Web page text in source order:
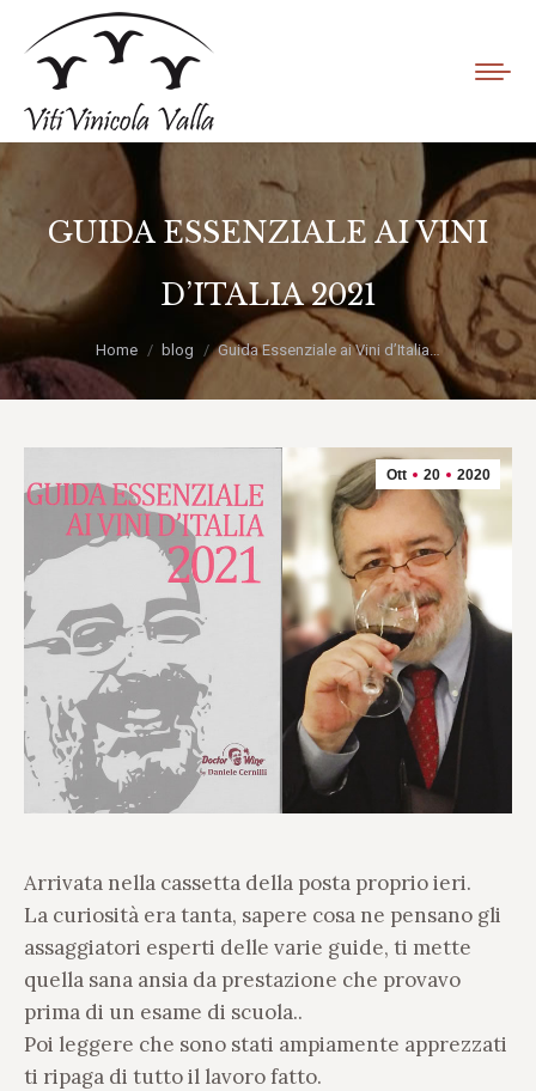
GUIDA ESSENZIALE AI VINI
D’ITALIA 2021
Tu sei qui:
Home blog Guida Essenziale ai Vini d’Italia…
Ott 20 2020
Arrivata nella cassetta della posta proprio ieri.
La curiosità era tanta, sapere cosa ne pensano gli
assaggiatori esperti delle varie guide, ti mette
quella sana ansia da prestazione che provavo
prima di un esame di scuola..
Poi leggere che sono stati ampiamente apprezzati
ti ripaga di tutto il lavoro fatto.